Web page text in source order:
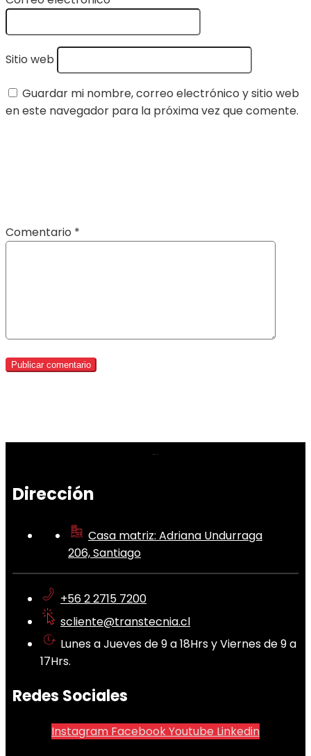
Sitio web
Guardar mi nombre, correo electrónico y sitio web
en este navegador para la próxima vez que comente.
Comentario *
Dirección
Casa matriz: Adriana Undurraga
206, Santiago
+56 2 2715 7200
scliente@transtecnia.cl
Lunes a Jueves de 9 a 18Hrs y Viernes de 9 a
17Hrs.
Redes Sociales
Instagram FacebookYoutube Linkedin